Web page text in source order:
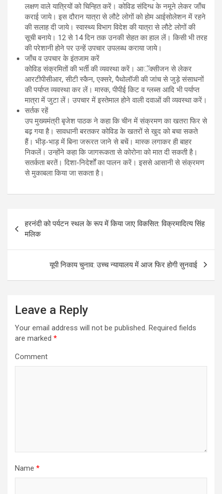
लक्षण वाले यात्रियों को चिन्हित करें। कोविड संदिग्ध के नमूने लेकर जाँच
कराई जाये। इस दौरान यात्रा से लौटे लोगों को होम आईसोलेशन में रहने
की सलाह दी जाये। स्वास्थ्य विभाग विदेश की यात्रा से लौटे लोगों की
सूची बनाये। 12 से 14 दिन तक उनकी सेहत का हाल लें। किसी भी तरह
की परेशानी होने पर उन्हें उपचार उपलब्ध कराया जाये।
जाँच व उपचार के इंतजाम करें
कोविड संक्रमितों की भर्ती की व्यवस्था करें। आॅक्सीजन से लेकर
आरटीपीसीआर, सीटी स्कैन, एक्सरे, पैथोलॉजी की जांच से जुड़े संसाधनों
की पर्याप्त व्यवस्था कर लें। मास्क, पीपीई किट व ग्लब्स आदि भी पर्याप्त
मात्रा में जुटा लें। उपचार में इस्तेमाल होने वाली दवाओं की व्यवस्था करें।
सर्तक रहें
उप मुख्यमंत्री बृजेश पाठक ने कहा कि चीन में संक्रमण का खतरा फिर से
बढ़ गया है। सावधानी बरतकर कोविड के खतरों से खुद को बचा सकते
हैं। भीड़-भाड़ में बिना जरूरत जाने से बचें। मास्क लगाकर ही बाहर
निकलें। उन्होंने कहा कि जागरूकता से कोरोना को मात दी सकती है।
सतर्कता बरतें। दिशा-निदेर्शों का पालन करें। इससे आसानी से संक्रमण
से मुकाबला किया जा सकता है।
s
n
हरनंदी को पर्यटन स्थल के रूप में किया जाए विकसित: विक्रमादित्य सिंह
मलिक
यूपी निकाय चुनाव: उच्च न्यायालय में आज फिर होगी सुनवाई
Leave a Reply
Your email address will not be published. Required fields
are marked *
Comment
Name *